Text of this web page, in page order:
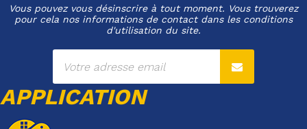
Vous pouvez vous désinscrire à tout moment. Vous trouverez
pour cela nos informations de contact dans les conditions
d'utilisation du site.
APPLICATION